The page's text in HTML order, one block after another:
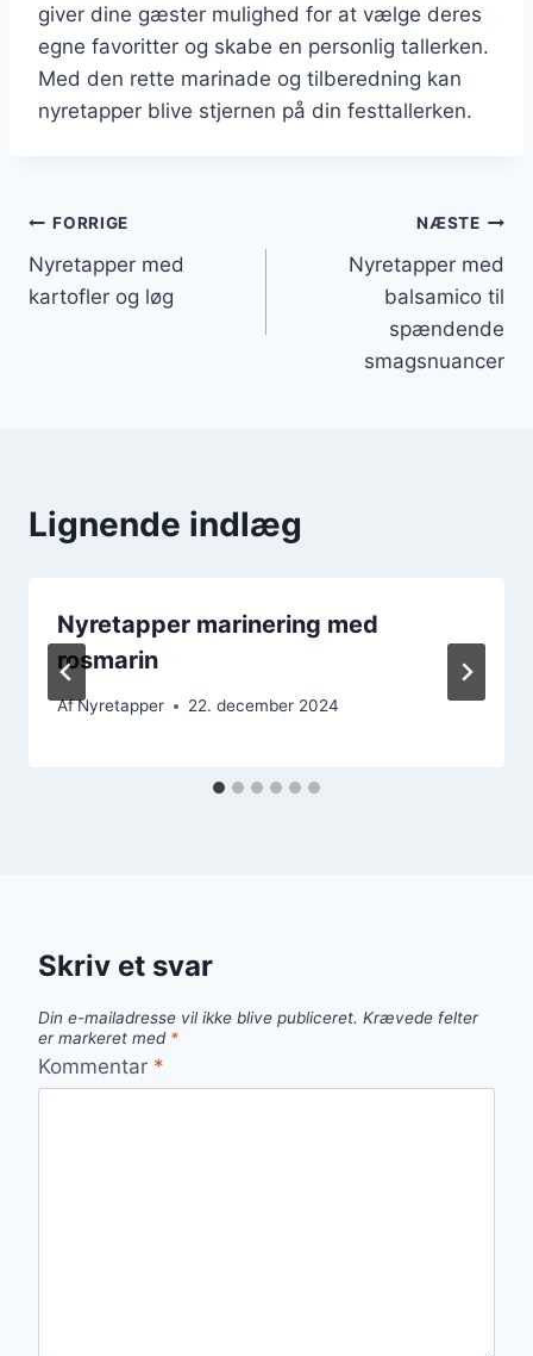
giver dine gæster mulighed for at vælge deres
egne favoritter og skabe en personlig tallerken.
Med den rette marinade og tilberedning kan
nyretapper blive stjernen på din festtallerken.
Indlægsnavigation
FORRIGE
Nyretapper med
kartofler og løg
NÆSTE
Nyretapper med
balsamico til
spændende
smagsnuancer
Lignende indlæg
Nyretapper marinering med
rosmarin
AfNyretapper 22. december 2024
Skriv et svar
Din e-mailadresse vil ikke blive publiceret. Krævede felter
er markeret med *
Kommentar *